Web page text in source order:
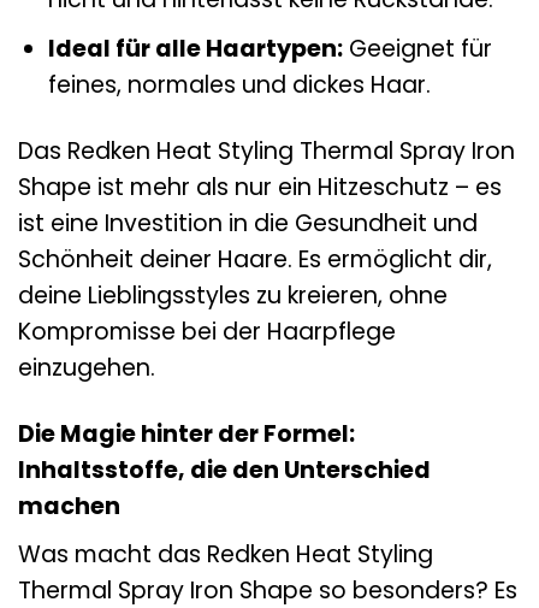
Ideal für alle Haartypen:Geeignet für
feines, normales und dickes Haar.
Das Redken Heat Styling Thermal Spray Iron
Shape ist mehr als nur ein Hitzeschutz – es
ist eine Investition in die Gesundheit und
Schönheit deiner Haare. Es ermöglicht dir,
deine Lieblingsstyles zu kreieren, ohne
Kompromisse bei der Haarpflege
einzugehen.
Die Magie hinter der Formel:
Inhaltsstoffe, die den Unterschied
machen
Was macht das Redken Heat Styling
Thermal Spray Iron Shape so besonders? Es